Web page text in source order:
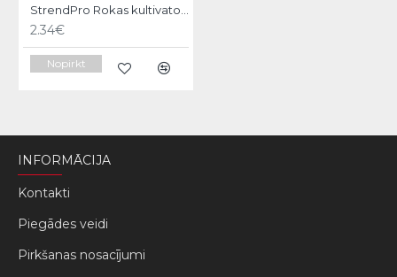
StrendPro Rokas kultivators Hobby
2.34€
Nopirkt
INFORMĀCIJA
Kontakti
Piegādes veidi
Pirkšanas nosacījumi